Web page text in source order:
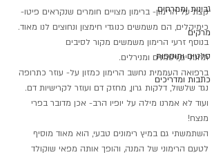
גבינות וממרחים
מרקים
סלטים ותוספות
כתבות ומדריכים
קצת על הרימון- ברימון מצויים חומרים שנקראים פיטו-
כימיקלים, הם משמשים כנוגדי חימצון ונחוצים לנו מאוד.
בנוסף זרעי הרימון משמשים מקור לסיבים
תזונתיים,ויטמנים ומנירלים.
ברפואה העממית נחשב הרימון כמזון על- עוזר כתרופה
נגד שלשול, דלקות גרון, מחזק דם ועוזר לקרישיות דם.
ועוד לא אמרנו מילה על יופיו הרב- אכן מדובר בפרי
מנצח!
השתמשתי גם במיץ רימונים טבעי, הוא מאוד מוסיף
לטעם הרימוני של המנה, והופך אותה מפאי שוקולד